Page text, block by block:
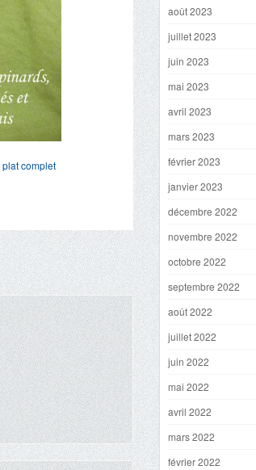
plat complet
août 2023
juillet 2023
juin 2023
mai 2023
avril 2023
mars 2023
février 2023
janvier 2023
décembre 2022
novembre 2022
octobre 2022
septembre 2022
août 2022
juillet 2022
juin 2022
mai 2022
avril 2022
mars 2022
février 2022